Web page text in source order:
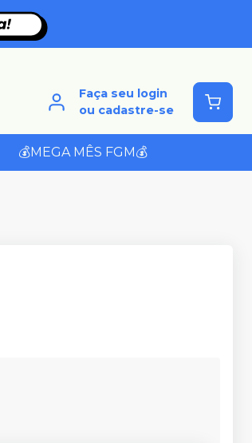
Faça seu login
ou cadastre-se
💰MEGA MÊS FGM💰